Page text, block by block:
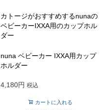
カトージがおすすめするnunaの
ベビーカーIXXA用のカップホル
ダー
nuna ベビーカー IXXA用カップ
ホルダー
4,180 税込
カートに入れる